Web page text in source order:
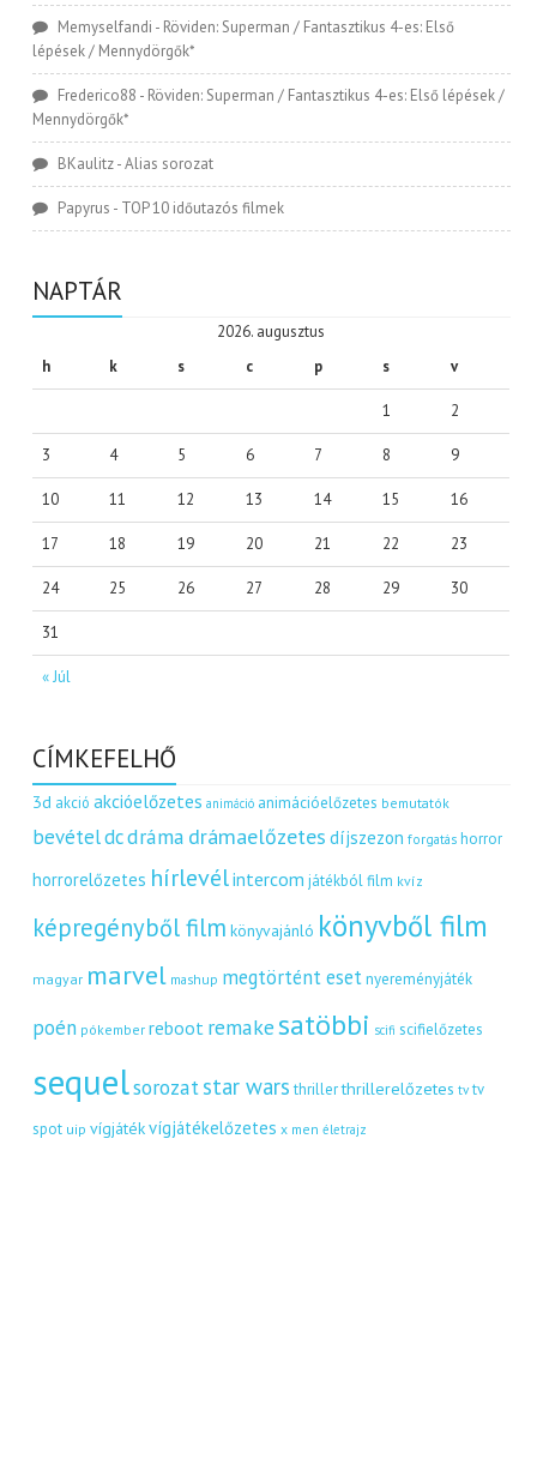
Memyselfandi - Röviden: Superman / Fantasztikus 4-es: Első
lépések / Mennydörgők*
Frederico88 - Röviden: Superman / Fantasztikus 4-es: Első lépések /
Mennydörgők*
BKaulitz-Alias sorozat
Papyrus - TOP 10 időutazós filmek
NAPTÁR
2026. augusztus
h
k s c p s v
« Júl
1 2
3 4 5 6 7 8 9
10 11 12 13 14 15 16
17 18 19 20 21 22 23
24 25 26 27 28 29 30
31
CÍMKEFELHŐ
3d akció akcióelőzetes animáció animációelőzetes bemutatók
bevételdcdráma drámaelőzetes díjszezon forgatás horror
horrorelőzetes hírlevélintercom játékból film kvíz
képregényből film könyvajánló könyvből film
magyar marvel mashup megtörtént eset nyereményjáték
poén pókember reboot remakesatöbbi scifi scifielőzetes
sequelsorozatstar wars thriller thrillerelőzetes tv tv
spot uip vígjátékvígjátékelőzetes x men életrajz